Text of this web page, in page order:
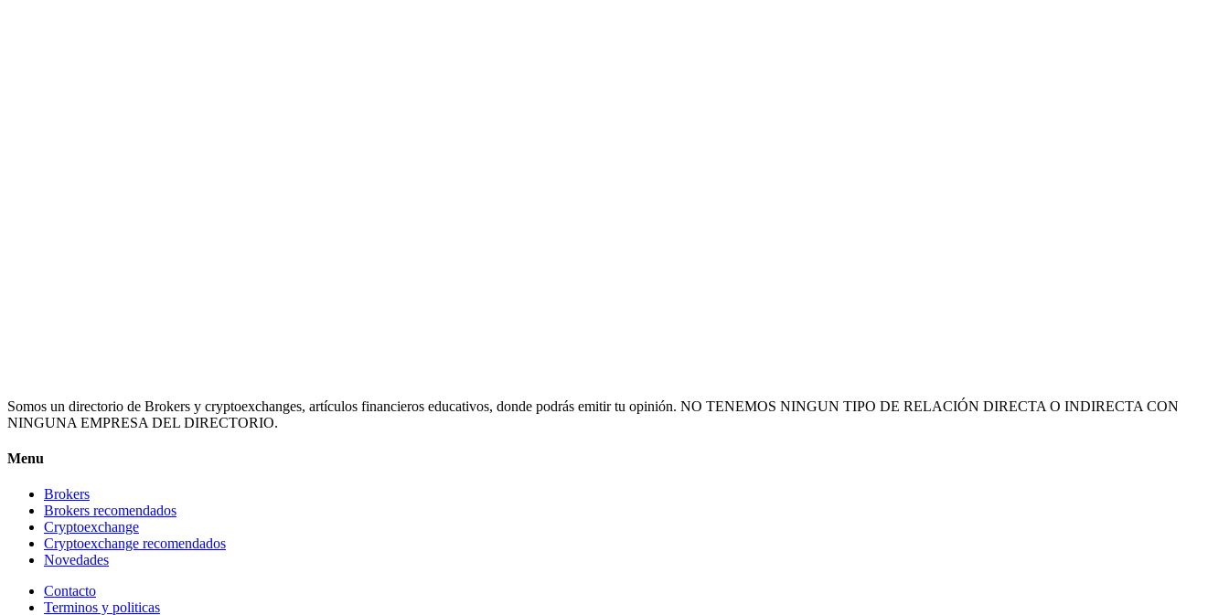
Somos un directorio de Brokers y cryptoexchanges, artículos financieros educativos, donde podrás emitir tu opinión. NO TENEMOS NINGUN TIPO DE RELACIÓN DIRECTA O INDIRECTA CON
NINGUNA EMPRESA DEL DIRECTORIO.
Menu
Brokers
Brokers recomendados
Cryptoexchange
Cryptoexchange recomendados
Novedades
Contacto
Terminos y politicas